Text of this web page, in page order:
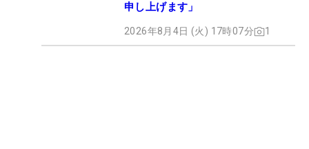
申し上げます」
2026年8月4日 (火) 17時07分 1